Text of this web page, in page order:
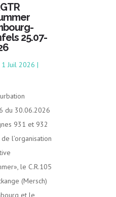
25.07-
1 Juil 2026 |
du 30.06.2026
931 et 932
l’organisation
le C.R.105
(Mersch)
et le